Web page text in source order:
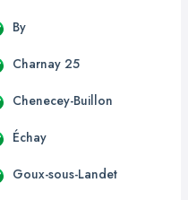
By
Charnay 25
Chenecey-Buillon
Échay
Goux-sous-Landet